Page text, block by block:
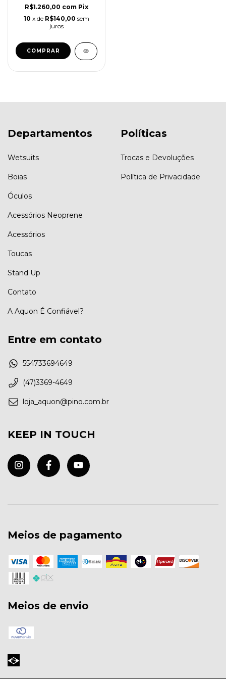
R$1.260,00 com Pix
10 x de R$140,00 sem
juros
COMPRAR
Departamentos
Wetsuits
Boias
Óculos
Acessórios Neoprene
Acessórios
Toucas
Stand Up
Contato
A Aquon É Confiável?
Políticas
Trocas e Devoluções
Política de Privacidade
Entre em contato
554733694649
(47)3369-4649
loja_aquon@pino.com.br
KEEP IN TOUCH
Meios de pagamento
Meios de envio